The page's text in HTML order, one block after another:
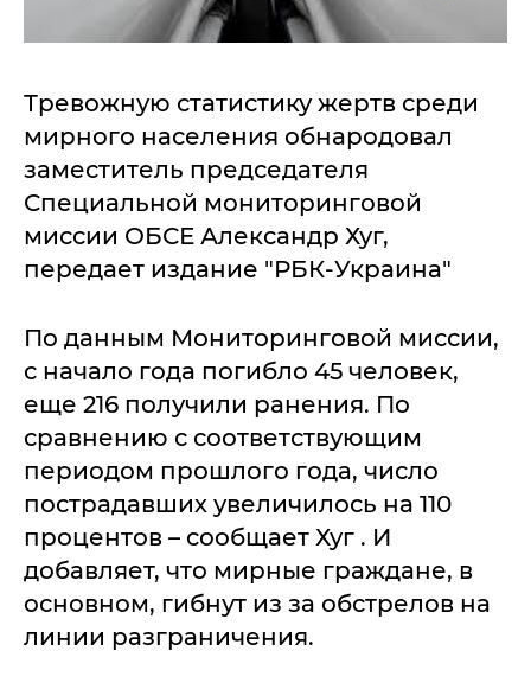
Тревожную статистику жертв среди
мирного населения обнародовал
заместитель председателя
Специальной мониторинговой
миссии ОБСЕ Александр Хуг,
передает издание "РБК-Украина"
По данным Мониторинговой миссии,
с начало года погибло 45 человек,
еще 216 получили ранения. По
сравнению с соответствующим
периодом прошлого года, число
пострадавших увеличилось на 110
процентов – сообщает Хуг . И
добавляет, что мирные граждане, в
основном, гибнут из за обстрелов на
линии разграничения.